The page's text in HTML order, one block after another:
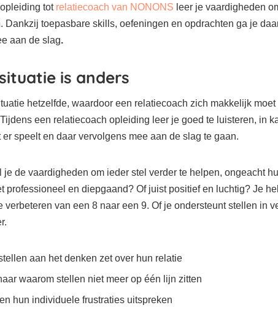
tot relatiecoach van NONONS leer je vaardigheden
Dankzij toepasbare skills, oefeningen en opdrachten ga je
aan de slag.
is anders
hetzelfde, waardoor een relatiecoach zich makkelijk moet
een relatiecoach opleiding leer je goed te luisteren, in
er speelt en daar vervolgens mee aan de slag te gaan.
je de vaardigheden om ieder stel verder te helpen, ongeacht
professioneel en diepgaand? Of juist positief en luchtig? Je
verbeteren van een 8 naar een 9. Of je ondersteunt stellen in
aan het denken zet over hun relatie
waarom stellen niet meer op één lijn zitten
hun individuele frustraties uitspreken